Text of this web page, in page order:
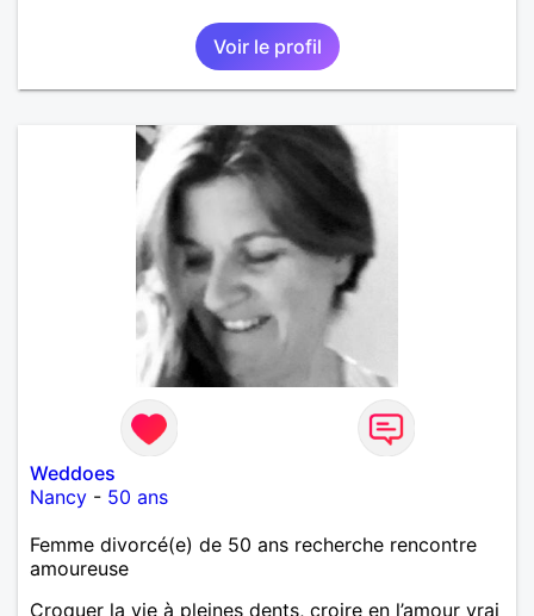
Voir le profil
Weddoes
Nancy - 50 ans
Femme divorcé(e) de 50 ans recherche rencontre
amoureuse
Croquer la vie à pleines dents, croire en l’amour vrai